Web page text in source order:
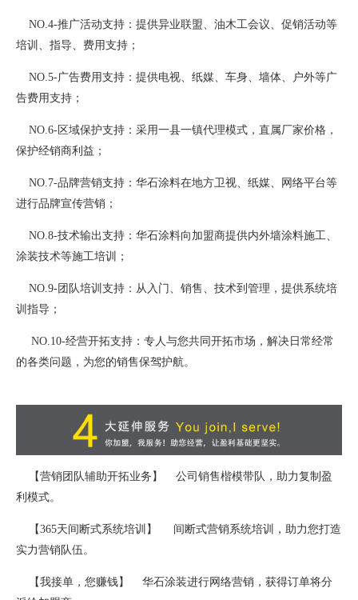
NO.4-推广活动支持：提供异业联盟、油木工会议、促销活动等
培训、指导、费用支持；
NO.5-广告费用支持：提供电视、纸媒、车身、墙体、户外等广
告费用支持；
NO.6-区域保护支持：采用一县一镇代理模式，直属厂家价格，
保护经销商利益；
NO.7-品牌营销支持：华石涂料在地方卫视、纸媒、网络平台等
进行品牌宣传营销；
NO.8-技术输出支持：华石涂料向加盟商提供内外墙涂料施工、
涂装技术等施工培训；
NO.9-团队培训支持：从入门、销售、技术到管理，提供系统培
训指导；
NO.10-经营开拓支持：专人与您共同开拓市场，解决日常经常
的各类问题，为您的销售保驾护航。
【营销团队辅助开拓业务】 公司销售楷模带队，助力复制盈
利模式。
【365天间断式系统培训】 间断式营销系统培训，助力您打造
实力营销队伍。
【我接单，您赚钱】 华石涂装进行网络营销，获得订单将分